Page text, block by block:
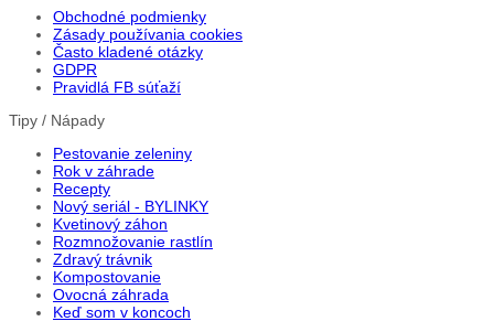
Obchodné podmienky
Zásady používania cookies
Často kladené otázky
GDPR
Pravidlá FB súťaží
Tipy / Nápady
Pestovanie zeleniny
Rok v záhrade
Recepty
Nový seriál - BYLINKY
Kvetinový záhon
Rozmnožovanie rastlín
Zdravý trávnik
Kompostovanie
Ovocná záhrada
Keď som v koncoch